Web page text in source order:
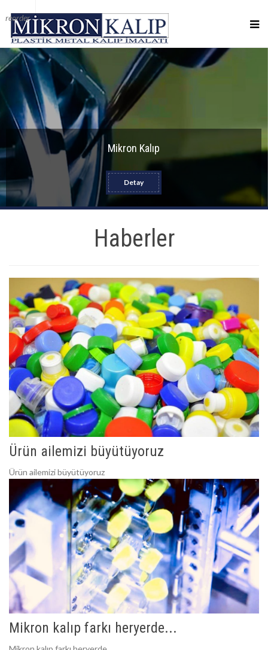
reorder
Mikron Kalıp
Detay
Haberler
Ürün ailemizi büyütüyoruz
Ürün ailemizi büyütüyoruz
Mikron kalıp farkı heryerde...